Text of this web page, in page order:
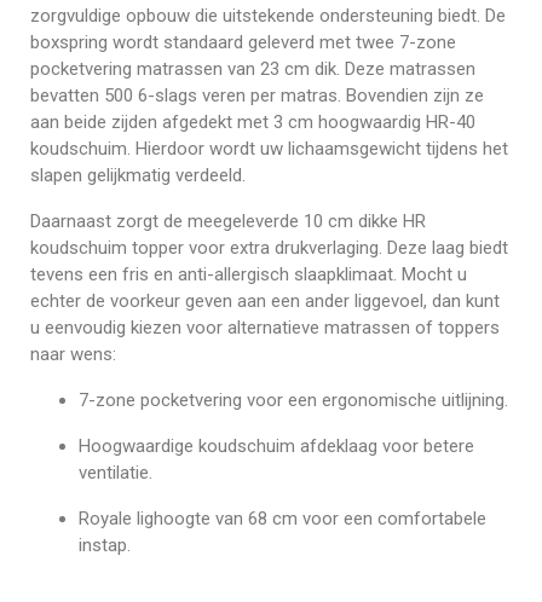
zorgvuldige opbouw die uitstekende ondersteuning biedt. De
boxspring wordt standaard geleverd met twee 7-zone
pocketvering matrassen van 23 cm dik. Deze matrassen
bevatten 500 6-slags veren per matras. Bovendien zijn ze
aan beide zijden afgedekt met 3 cm hoogwaardig HR-40
koudschuim. Hierdoor wordt uw lichaamsgewicht tijdens het
slapen gelijkmatig verdeeld.
Daarnaast zorgt de meegeleverde 10 cm dikke HR
koudschuim topper voor extra drukverlaging. Deze laag biedt
tevens een fris en anti-allergisch slaapklimaat. Mocht u
echter de voorkeur geven aan een ander liggevoel, dan kunt
u eenvoudig kiezen voor alternatieve matrassen of toppers
naar wens:
7-zone pocketvering voor een ergonomische uitlijning.
Hoogwaardige koudschuim afdeklaag voor betere
ventilatie.
Royale lighoogte van 68 cm voor een comfortabele
instap.